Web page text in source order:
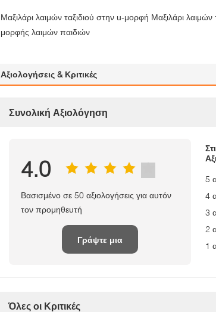
Μαξιλάρι λαιμών ταξιδιού στην u-μορφή Μαξιλάρι
μορφής λαιμών παιδιών
Αξιολογήσεις & Κριτικές
Συνολική Αξιολόγηση
4.0
Βασισμένο σε 50 αξιολογήσεις για αυτόν
τον προμηθευτή
Γράψτε μια
5
4
3
2
1
Όλες οι Κριτικές